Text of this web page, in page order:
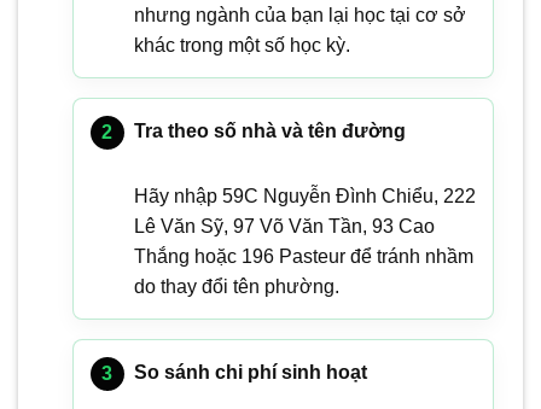
nhưng ngành của bạn lại học tại cơ sở
khác trong một số học kỳ.
Tra theo số nhà và tên đường
Hãy nhập 59C Nguyễn Đình Chiểu, 222
Lê Văn Sỹ, 97 Võ Văn Tần, 93 Cao
Thắng hoặc 196 Pasteur để tránh nhầm
do thay đổi tên phường.
So sánh chi phí sinh hoạt